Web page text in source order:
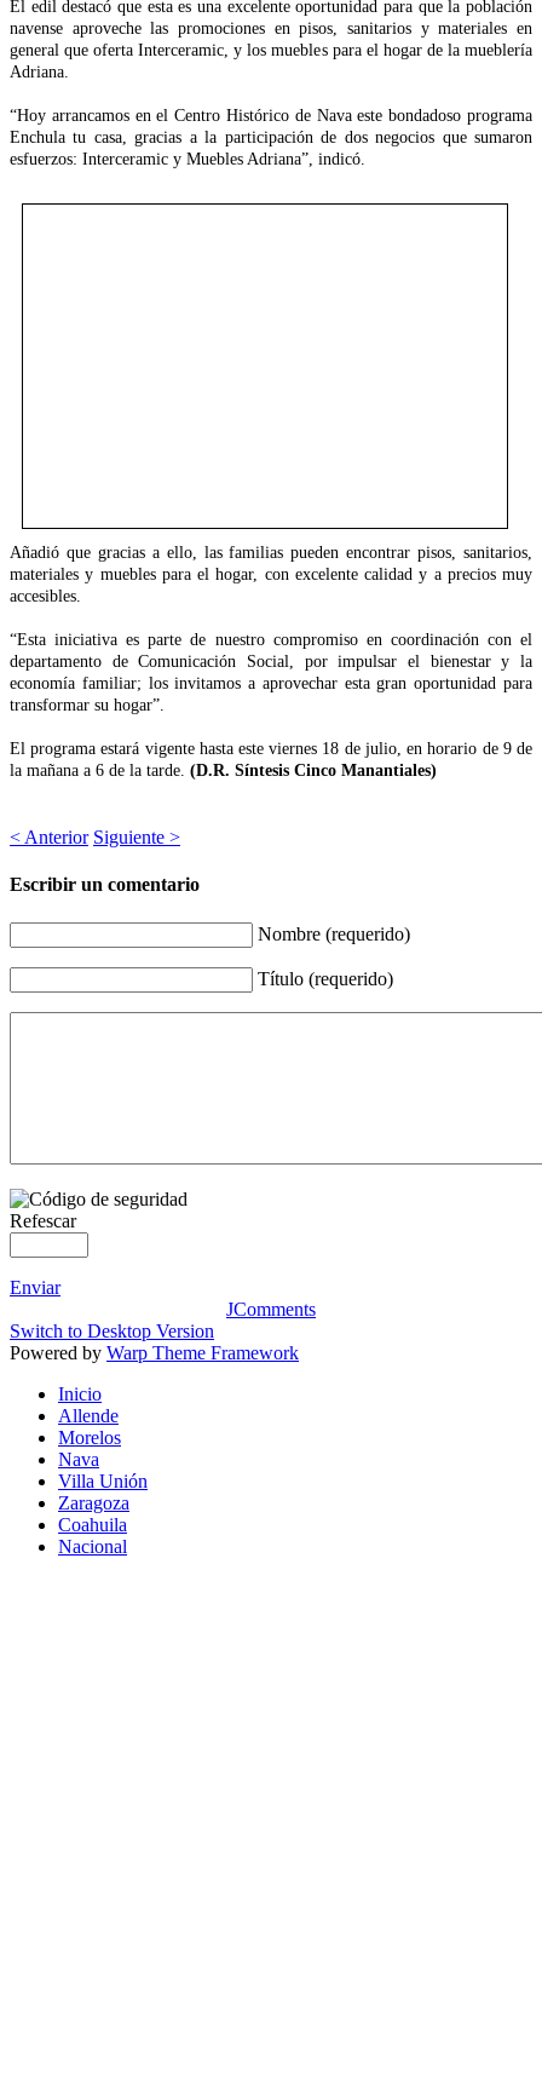
El edil destacó que esta es una excelente oportunidad para que la población
navense aproveche las promociones en pisos, sanitarios y materiales en
general que oferta Interceramic, y los muebles para el hogar de la mueblería
Adriana.
“Hoy arrancamos en el Centro Histórico de Nava este bondadoso programa
Enchula tu casa, gracias a la participación de dos negocios que sumaron
esfuerzos: Interceramic y Muebles Adriana”, indicó.
Añadió que gracias a ello, las familias pueden encontrar pisos, sanitarios,
materiales y muebles para el hogar, con excelente calidad y a precios muy
accesibles.
“Esta iniciativa es parte de nuestro compromiso en coordinación con el
departamento de Comunicación Social, por impulsar el bienestar y la
economía familiar; los invitamos a aprovechar esta gran oportunidad para
transformar su hogar”.
El programa estará vigente hasta este viernes 18 de julio, en horario de 9 de
la mañana a 6 de la tarde. (D.R. Síntesis Cinco Manantiales)
< Anterior Siguiente >
Escribir un comentario
Nombre (requerido)
Título (requerido)
Refescar
Enviar
JComments
Switch to Desktop Version
Powered by Warp Theme Framework
Inicio
Allende
Morelos
Nava
Villa Unión
Zaragoza
Coahuila
Nacional